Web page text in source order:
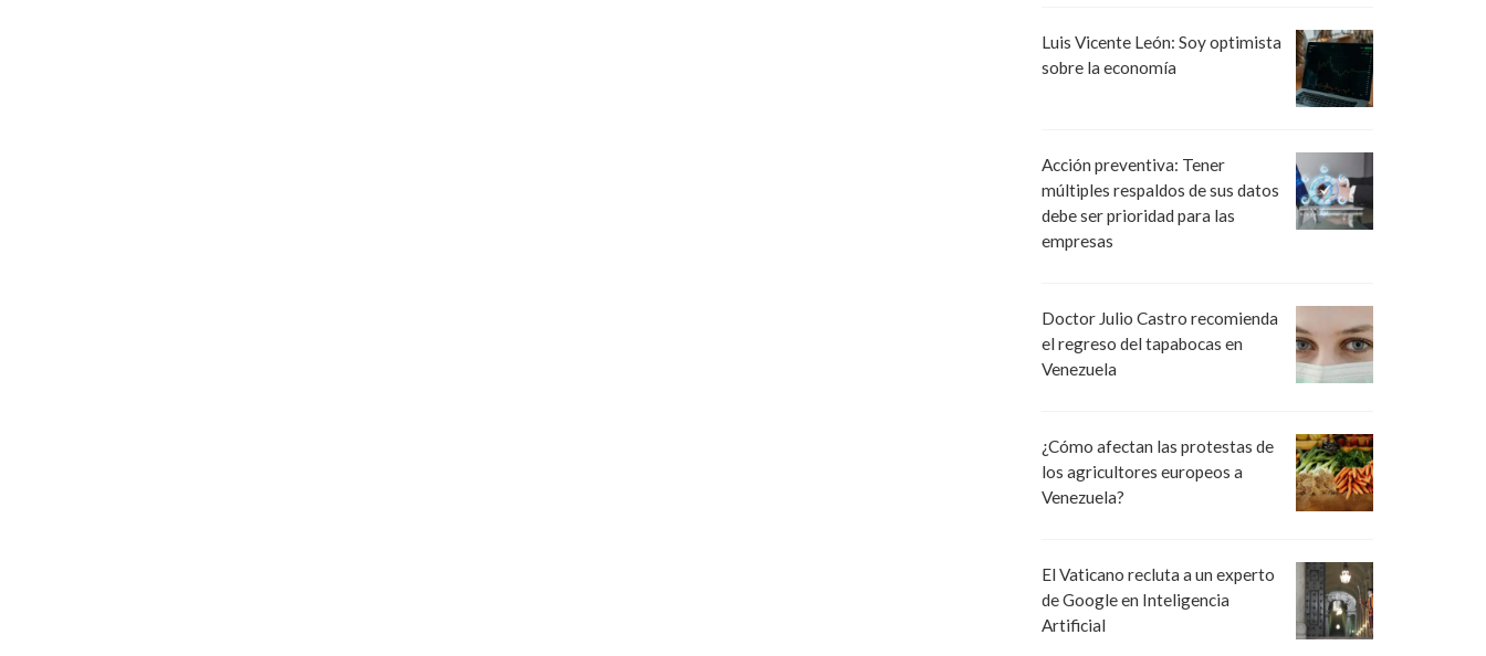
Luis Vicente León: Soy optimista
sobre la economía
Acción preventiva: Tener
múltiples respaldos de sus datos
debe ser prioridad para las
empresas
Doctor Julio Castro recomienda
el regreso del tapabocas en
Venezuela
¿Cómo afectan las protestas de
los agricultores europeos a
Venezuela?
El Vaticano recluta a un experto
de Google en Inteligencia
Artificial